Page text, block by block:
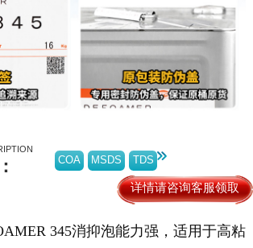
COA MSDS TDS
详情请咨询客服领取
345消抑泡能力强，适用于高粘